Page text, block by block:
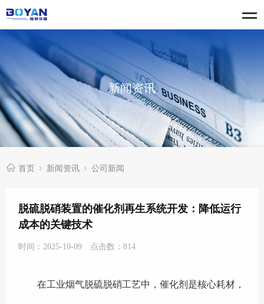
新闻资讯
首页 新闻资讯 公司新闻
脱硫脱硝装置的催化剂再生系统开发：降低运行
成本的关键技术
时间：2025-10-09 点击数：814
在工业烟气脱硫脱硝工艺中，催化剂是核心耗材，